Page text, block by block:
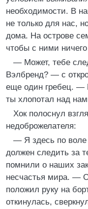
необходимости. В
не только для нас,
дома. На острове
чтобы с ними
— Может, тебе
Вэлбренд? — с
еще один гребец. —
ты хлопотал над
Хок полоснул
недоброжелателя:
— Я здесь по
должен следить за
помнили о наших
несчастья мира. —
положил руку на
откинулась,